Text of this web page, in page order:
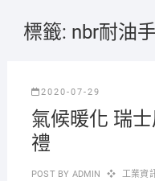
標籤: nbr耐油
2020-07-29
氣候暖化 瑞
禮
POST BY ADMIN 工業資